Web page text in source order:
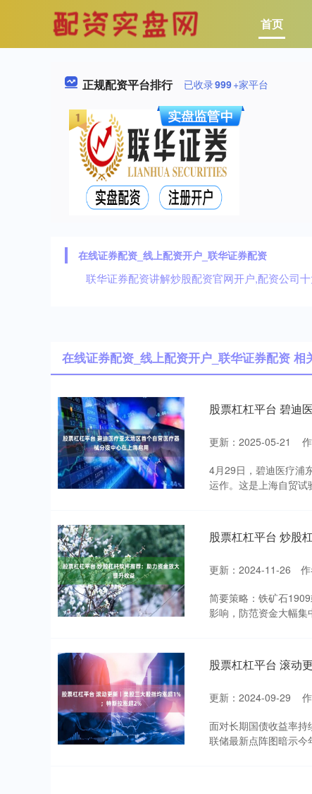
首页
正规配资平台排行 已收录999+家平台
在线证券配资_线上配资开户_联华证券配资
联华证券配资讲解炒股配资官网开户,配资公司
在线证券配资_线上配资开户_联华证券配资 相
股票杠杠平台 碧迪
更新：2025-05-21
4月29日，碧迪医疗浦
运作。这是上海自贸
股票杠杠平台 炒股
更新：2024-11-26
简要策略：铁矿石
影响，防范资金大幅
股票杠杠平台 滚动
更新：2024-09-29
面对长期国债收益率
联储最新点阵图暗示